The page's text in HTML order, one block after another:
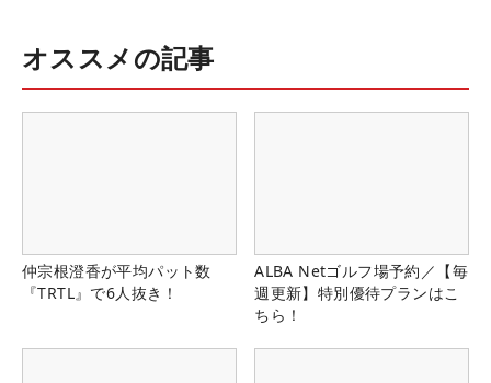
オススメの記事
仲宗根澄香が平均パット数
『TRTL』で6人抜き！
ALBA Netゴルフ場予約／【毎
週更新】特別優待プランはこ
ちら！